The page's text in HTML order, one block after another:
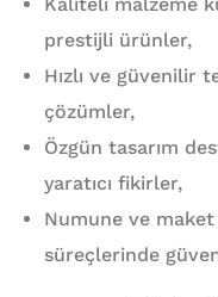
Kaliteli malzeme
prestijli ürünler,
Hızlı ve güvenilir
çözümler,
Özgün tasarım
yaratıcı fikirler,
Numune ve
süreçlerinde